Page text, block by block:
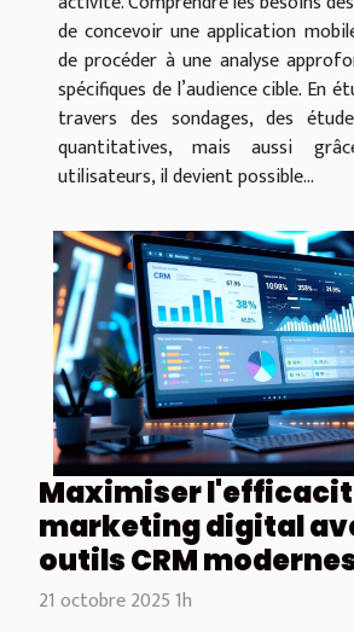
de concevoir une application
de procéder à une analyse
spécifiques de l’audience cible. En
travers des sondages, des
quantitatives, mais aussi
utilisateurs, il devient possible...
Maximiser
marketing digital
outils CRM
21 octobre 2025 1h